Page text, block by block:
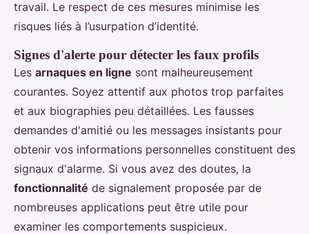
travail. Le respect de ces mesures minimise les
risques liés à l’usurpation d’identité.
Signes d'alerte pour détecter les faux profils
Les arnaques en ligne sont malheureusement
courantes. Soyez attentif aux photos trop parfaites
et aux biographies peu détaillées. Les fausses
demandes d'amitié ou les messages insistants pour
obtenir vos informations personnelles constituent des
signaux d'alarme. Si vous avez des doutes, la
fonctionnalité de signalement proposée par de
nombreuses applications peut être utile pour
examiner les comportements suspicieux.